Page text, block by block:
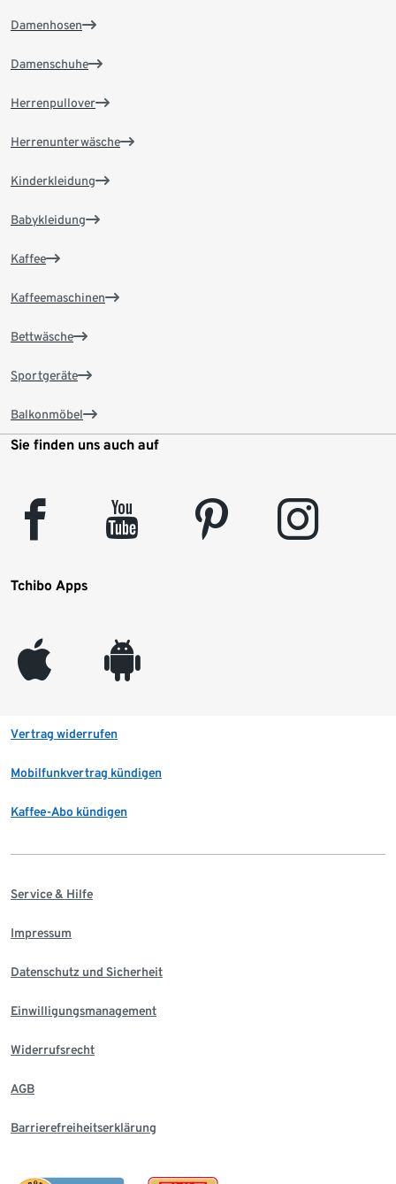
Damenhosen
Damenschuhe
Herrenpullover
Herrenunterwäsche
Kinderkleidung
Babykleidung
Kaffee
Kaffeemaschinen
Bettwäsche
Sportgeräte
Balkonmöbel
Sie finden uns auch auf
facebook youtube pinterest instagram
Tchibo Apps
appleinc android
Vertrag widerrufen
Mobilfunkvertrag kündigen
Kaffee-Abo kündigen
Service & Hilfe
Impressum
Datenschutz und Sicherheit
Einwilligungsmanagement
Widerrufsrecht
AGB
Barrierefreiheitserklärung